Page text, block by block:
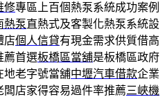
修專區上百個熱泵系統成功案例
熱泵直熱式及客製化熱泵系統設
店個人信貸有現金需求供質借高
薦首選板橋區當舖是板橋區政府
地老字號當舖中壢汽車借款企業
店家得容易過件率推薦三峽機